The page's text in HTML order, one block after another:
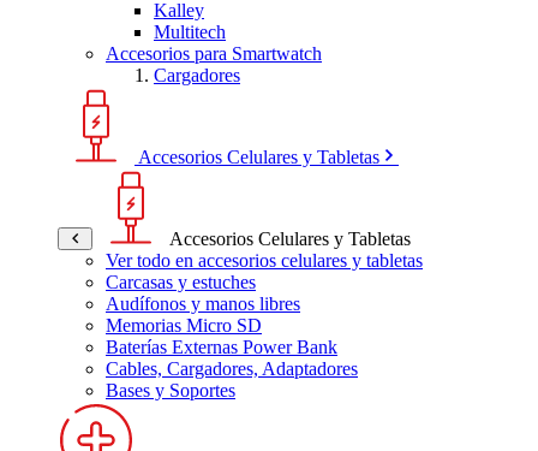
Kalley
Multitech
Accesorios para Smartwatch
Cargadores
Accesorios Celulares y Tabletas
Accesorios Celulares y Tabletas
Ver todo en accesorios celulares y tabletas
Carcasas y estuches
Audífonos y manos libres
Memorias Micro SD
Baterías Externas Power Bank
Cables, Cargadores, Adaptadores
Bases y Soportes